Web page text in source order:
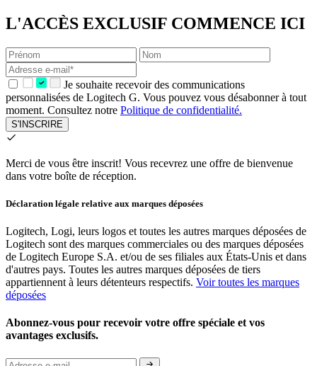
L'ACCÈS EXCLUSIF COMMENCE ICI
Je souhaite recevoir des communications
personnalisées de Logitech G. Vous pouvez vous désabonner à tout
moment. Consultez notre Politique de confidentialité.
S'INSCRIRE
Merci de vous être inscrit! Vous recevrez une offre de bienvenue
dans votre boîte de réception.
Déclaration légale relative aux marques déposées
Logitech, Logi, leurs logos et toutes les autres marques déposées de
Logitech sont des marques commerciales ou des marques déposées
de Logitech Europe S.A. et/ou de ses filiales aux États-Unis et dans
d'autres pays. Toutes les autres marques déposées de tiers
appartiennent à leurs détenteurs respectifs. Voir toutes les marques
déposées
Abonnez-vous pour recevoir votre offre spéciale et vos
avantages exclusifs.